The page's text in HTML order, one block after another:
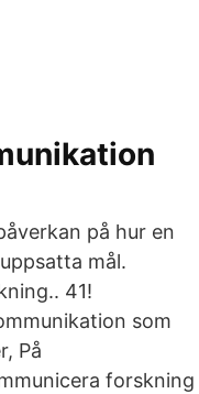
på hur en
mål.
41!
som
På
forskning